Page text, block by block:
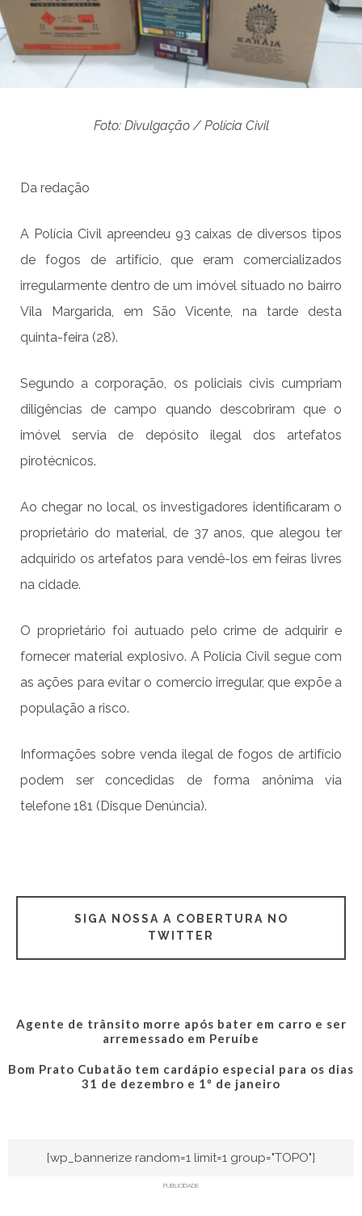
Foto: Divulgação / Polícia Civil
Da redação
A Polícia Civil apreendeu 93 caixas de diversos tipos
de fogos de artifício, que eram comercializados
irregularmente dentro de um imóvel situado no bairro
Vila Margarida, em São Vicente, na tarde desta
quinta-feira (28).
Segundo a corporação, os policiais civis cumpriam
diligências de campo quando descobriram que o
imóvel servia de depósito ilegal dos artefatos
pirotécnicos.
Ao chegar no local, os investigadores identificaram o
proprietário do material, de 37 anos, que alegou ter
adquirido os artefatos para vendê-los em feiras livres
na cidade.
O proprietário foi autuado pelo crime de adquirir e
fornecer material explosivo. A Polícia Civil segue com
as ações para evitar o comercio irregular, que expõe a
população a risco.
Informações sobre venda ilegal de fogos de artifício
podem ser concedidas de forma anônima via
telefone 181 (Disque Denúncia).
SIGA NOSSA A COBERTURA NO
TWITTER
Agente de trânsito morre após bater em carro e ser
arremessado em Peruíbe
Bom Prato Cubatão tem cardápio especial para os dias
31 de dezembro e 1º de janeiro
[wp_bannerize random=1 limit=1 group="TOPO"]
PUBLICIDADE